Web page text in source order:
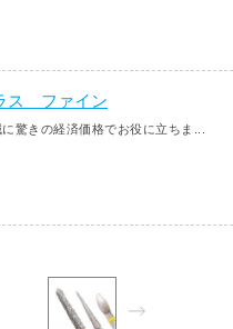
ス ファイン
驚きの経済価格でお役に立ちま...